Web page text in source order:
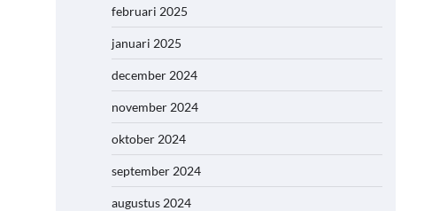
februari 2025
januari 2025
december 2024
november 2024
oktober 2024
september 2024
augustus 2024